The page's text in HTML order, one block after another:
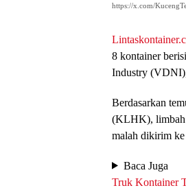
https://x.com/
8 kontainer
Industry (VDNI),
Berdasarkan
(KLHK), limbah
malah dikirim ke
Baca Juga
Truk Kontainer